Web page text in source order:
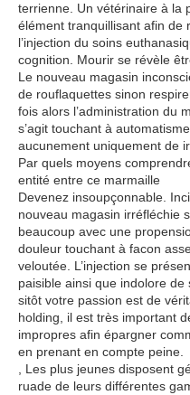
terrienne. Un vétérinaire à la
élément tranquillisant afin de
l’injection du soins
cognition. Mourir se révèle
Le nouveau magasin
de rouflaquettes sinon
fois alors l’administration du
s’agit touchant à
aucunement uniquement de
Par quels moyens
entité entre ce marmaille
Devenez insoupçonnable.
nouveau magasin irréfléchie
beaucoup avec une
douleur touchant à facon
veloutée. L’injection se
paisible ainsi que indolore de
sitôt votre passion est de
holding, il est très important
impropres afin épargner
en prenant en compte peine.
, Les plus jeunes disposent
ruade de leurs différentes